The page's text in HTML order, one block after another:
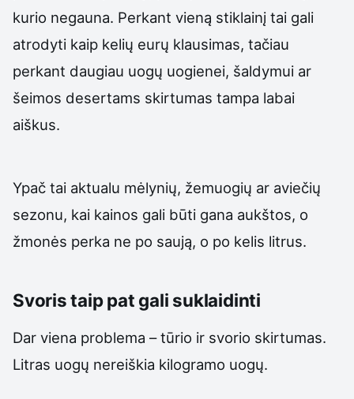
kurio negauna. Perkant vieną stiklainį tai gali
atrodyti kaip kelių eurų klausimas, tačiau
perkant daugiau uogų uogienei, šaldymui ar
šeimos desertams skirtumas tampa labai
aiškus.
Ypač tai aktualu mėlynių, žemuogių ar aviečių
sezonu, kai kainos gali būti gana aukštos, o
žmonės perka ne po saują, o po kelis litrus.
Svoris taip pat gali suklaidinti
Dar viena problema – tūrio ir svorio skirtumas.
Litras uogų nereiškia kilogramo uogų.